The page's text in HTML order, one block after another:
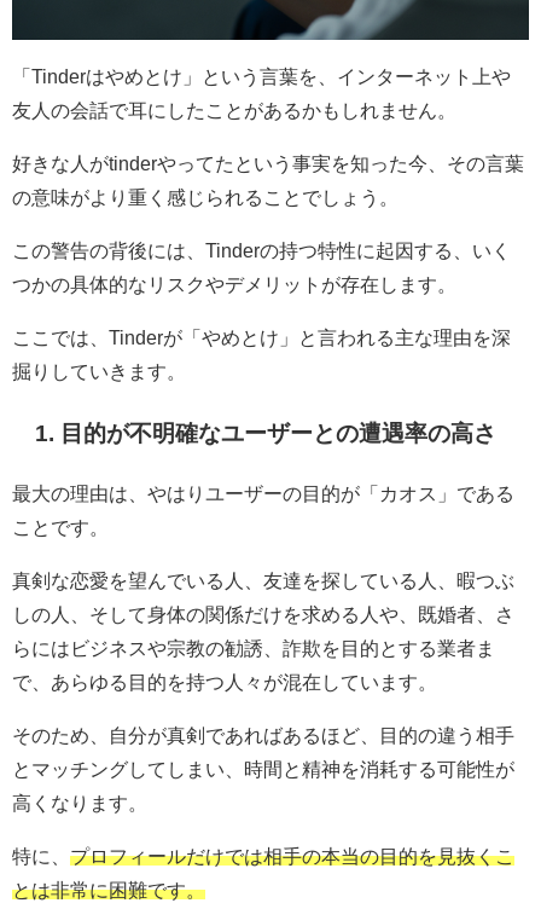
「Tinderはやめとけ」という言葉を、インターネット上や
友人の会話で耳にしたことがあるかもしれません。
好きな人がtinderやってたという事実を知った今、その言葉
の意味がより重く感じられることでしょう。
この警告の背後には、Tinderの持つ特性に起因する、いく
つかの具体的なリスクやデメリットが存在します。
ここでは、Tinderが「やめとけ」と言われる主な理由を深
掘りしていきます。
1. 目的が不明確なユーザーとの遭遇率の高さ
最大の理由は、やはりユーザーの目的が「カオス」である
ことです。
真剣な恋愛を望んでいる人、友達を探している人、暇つぶ
しの人、そして身体の関係だけを求める人や、既婚者、さ
らにはビジネスや宗教の勧誘、詐欺を目的とする業者ま
で、あらゆる目的を持つ人々が混在しています。
そのため、自分が真剣であればあるほど、目的の違う相手
とマッチングしてしまい、時間と精神を消耗する可能性が
高くなります。
特に、 プロフィールだけでは相手の本当の目的を見抜くこ
とは非常に困難です。